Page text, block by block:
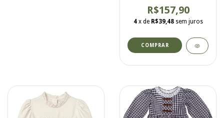
R$157,90
4 x de R$39,48 sem juros
COMPRAR